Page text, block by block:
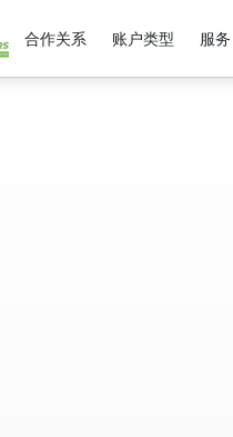
合作关系 账户类型 服务